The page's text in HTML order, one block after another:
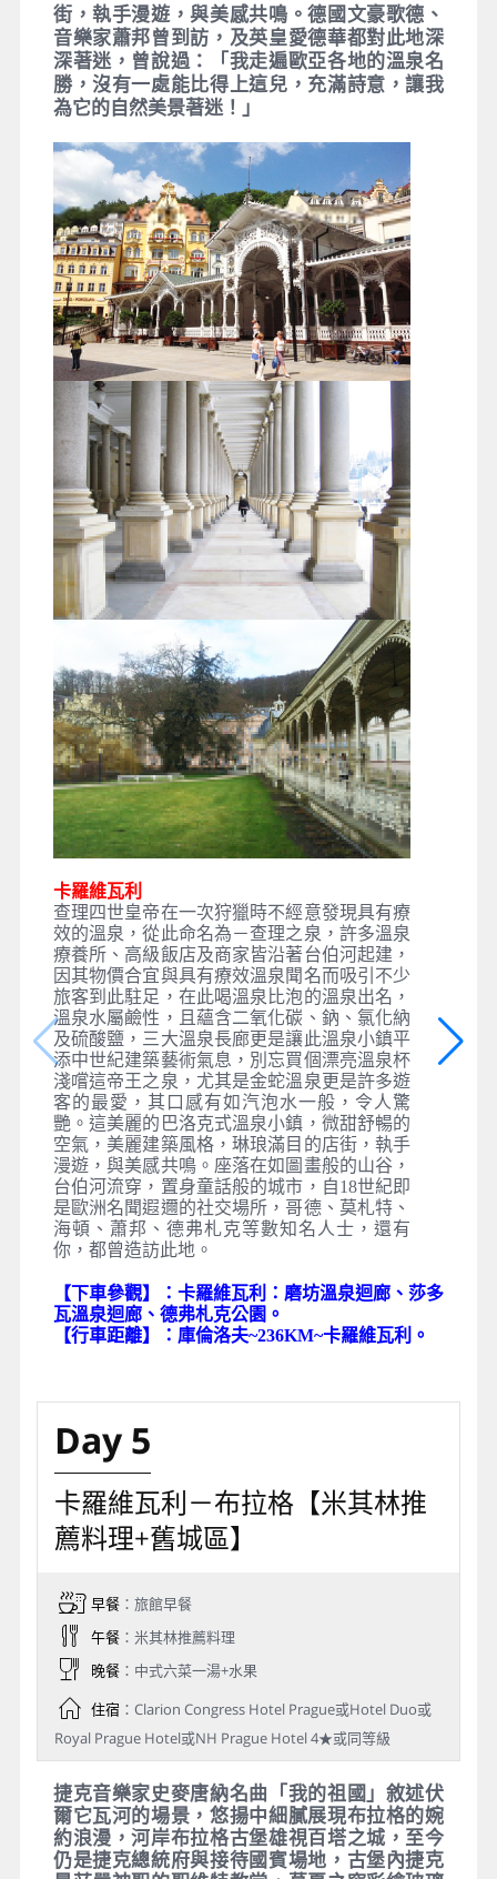
爾它瓦河呈Ｓ型地貫穿全鎮，小鎮的所有道路
皆是由小石頭及石板塊所舖成，滿城紅色的屋
頂，迷人的景致，令人陶醉其中。爾後前往大
氣豪華的巴洛克式溫泉城鎮：卡羅維瓦利，微
甜舒暢的空氣，美麗建築風格，琳琅滿目的店
音樂家蕭邦曾到訪，及英皇愛德華都對此地深
深著迷，曾說過：「我走遍歐亞各地的溫泉名
勝，沒有一處能比得上這兒，充滿詩意，讓我
為它的自然美景著迷！」
卡羅維瓦利
查理四世皇帝在一次狩獵時不經意發現具有療
效的溫泉，從此命名為－查理之泉，許多溫泉
療養所、高級飯店及商家皆沿著台伯河起建，
因其物價合宜與具有療效溫泉聞名而吸引不少
旅客到此駐足，在此喝溫泉比泡的溫泉出名，
溫泉水屬鹼性，且蘊含二氧化碳、鈉、氯化納
及硫酸鹽，三大溫泉長廊更是讓此溫泉小鎮平
添中世紀建築藝術氣息，別忘買個漂亮溫泉杯
淺嚐這帝王之泉，尤其是金蛇溫泉更是許多遊
客的最愛，其口感有如汽泡水一般，令人驚
艷。這美麗的巴洛克式溫泉小鎮，微甜舒暢的
漫遊，與美感共鳴。座落在如圖畫般的山谷，
台伯河流穿，置身童話般的城市，自18世紀即
是歐洲名聞遐邇的社交場所，哥德、莫札特、
海頓、蕭邦、德弗札克等數知名人士，還有
瓦溫泉迴廊、德弗札克公園。
【行車距離】：庫倫洛夫~236KM~卡羅維瓦利。
Day 5
卡羅維瓦利－布拉格【米其林推
薦料理+舊城區】
午餐：米其林推薦料理
晚餐：中式六菜一湯+水果
住宿：Clarion Congress Hotel Prague或Hotel Duo或
Royal Prague Hotel或NH Prague Hotel 4★或同等級